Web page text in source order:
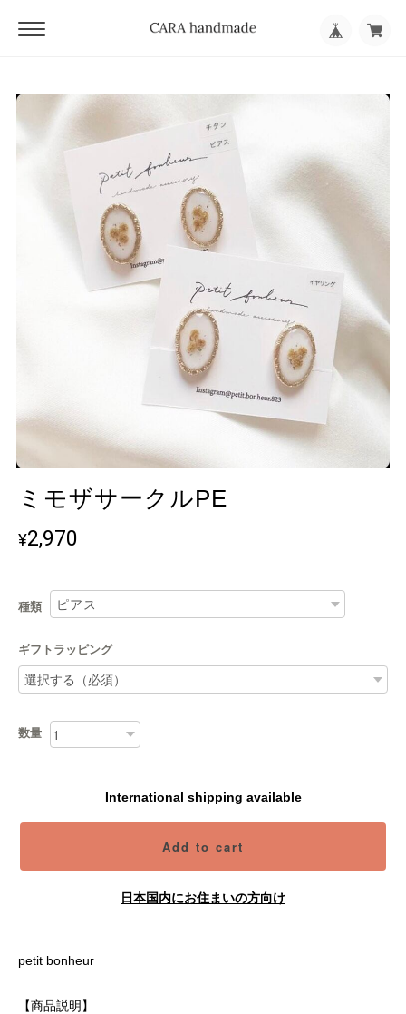
ミモザサークルPE
¥2,970
種類
ギフトラッピング
数量
International shipping available
Add to cart
日本国内にお住まいの方向け
petit bonheur
【商品説明】